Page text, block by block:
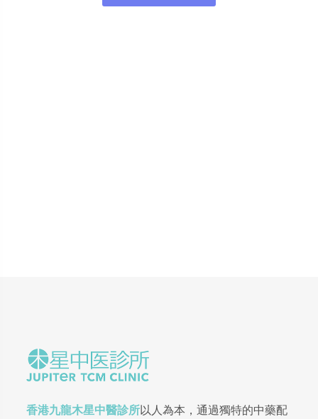
香港九龍木星中醫診所以人為本，通過獨特的中藥配